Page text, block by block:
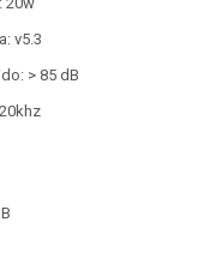
v5.3
> 85 dB